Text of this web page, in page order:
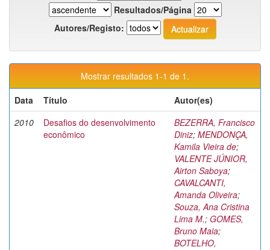
Resultados/Página
Autores/Registo:
Mostrar resultados 1-1 de 1.
Data
Título
Autor(es)
2010
Desafios do desenvolvimento
econômico
BEZERRA, Francisco
Diniz; MENDONÇA,
Kamila Vieira de;
VALENTE JÚNIOR,
Airton Saboya;
CAVALCANTI,
Amanda Oliveira;
Souza, Ana Cristina
Lima M.; GOMES,
Bruno Maia;
BOTELHO,